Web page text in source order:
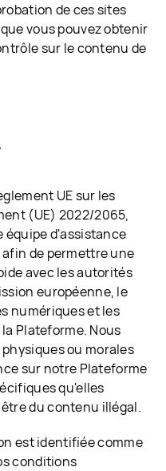
de ces sites
vous pouvez obtenir
sur le contenu de
UE sur les
(UE) 2022/2065,
équipe d'assistance
de permettre une
avec les autorités
européenne, le
numériques et les
Plateforme. Nous
ou morales
sur notre Plateforme
qu'elles
du contenu illégal.
est identifiée comme
conditions